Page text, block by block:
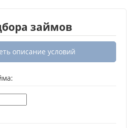
займов
описание условий